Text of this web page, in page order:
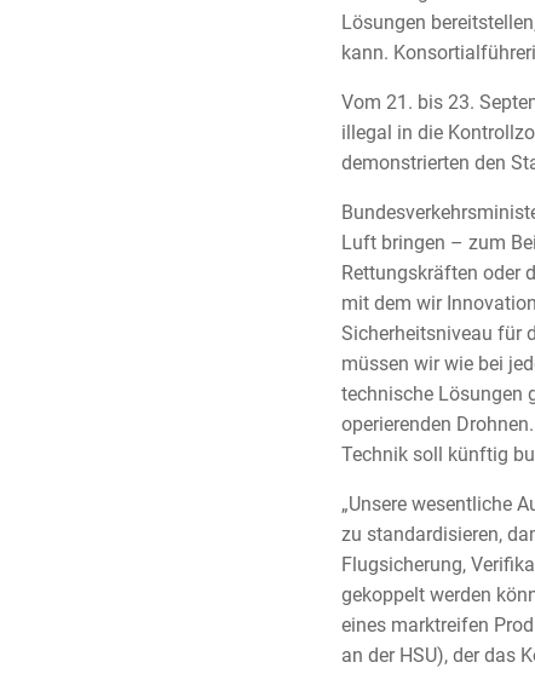
Lösungen
kann.
Vom 21. bis 23.
illegal in die
demonstrierten den
Luft bringen – zum
Rettungskräften oder
mit dem wir
Sicherheitsniveau für
müssen wir wie bei
technische Lösungen
operierenden
Technik soll künftig
„Unsere wesentliche
zu standardisieren,
Flugsicherung,
gekoppelt werden
eines marktreifen
an der HSU), der das